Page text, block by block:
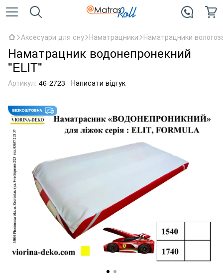
Аксесуари для сну Наматрацники Наматрацники
Наматрацник водонепронекний
"ELIT"
Артикул: 46-2723 Написати відгук